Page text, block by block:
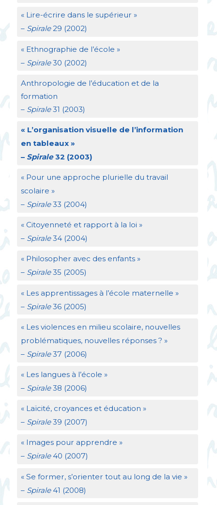
« Lire-écrire dans le supérieur »
– Spirale29 (2002)
« Ethnographie de l’école »
– Spirale30 (2002)
Anthropologie de l’éducation et de la
formation
– Spirale31 (2003)
« L’organisation visuelle de l’information
en tableaux »
– Spirale32 (2003)
« Pour une approche plurielle du travail
scolaire »
– Spirale33 (2004)
« Citoyenneté et rapport à la loi »
– Spirale34 (2004)
« Philosopher avec des enfants »
– Spirale35 (2005)
« Les apprentissages à l’école maternelle »
– Spirale36 (2005)
« Les violences en milieu scolaire, nouvelles
problématiques, nouvelles réponses ? »
– Spirale37 (2006)
« Les langues à l’école »
– Spirale38 (2006)
« Laïcité, croyances et éducation »
– Spirale39 (2007)
« Images pour apprendre »
– Spirale40 (2007)
« Se former, s’orienter tout au long de la vie »
– Spirale41 (2008)